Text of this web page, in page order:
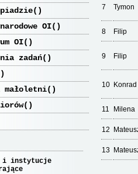
OI
OI
zadań
i małoletni
i instytucje
7 Tymon
8 Filip
9 Filip
10 Konrad
11 Milena
12
13